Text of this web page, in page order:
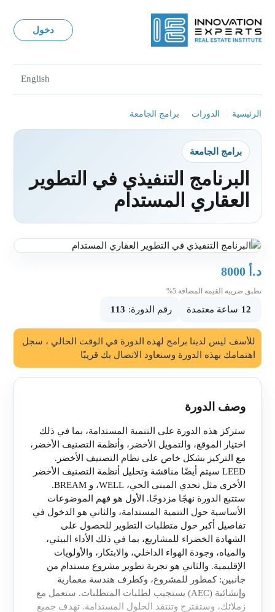
دخول
English
الرئيسية الدورات برامج الجامعة
برامج الجامعة
البرنامج التنفيذي في التطوير
العقاري المستدام
د.أ 8000
تطبق ضريبة القيمة المضافة 5%
12 ساعة معتمدة رقم الدورة: 113
للأسف ليس لدينا برامج لهذه الدورة في الوقت الحالي ، سجل
اهتمامك بهذه الدورة وسنعاود الاتصال بك قريبًا
وصف الدورة
ستركز هذه الدورة على التنمية المستدامة، بما في ذلك
اختيار الموقع، والتمويل الأخضر، وأنظمة التصنيف الأخضر،
مع التركيز بشكل خاص على نظام التصنيف الأخضر.
LEED سيتم أيضًا مناقشة وتحليل أنظمة التصنيف الأخضر
الأخرى مثل تحدي المبنى الحي، WELL، و BREAM.
ستتبع الدورة نهجًا مزدوجًا. الأول هو فهم الموضوعات
الأساسية حول التنمية المستدامة، والثاني هو الدخول في
تفاصيل أكبر حول متطلبات التطوير للحصول على
الشهادة الخضراء للمشاريع، بما في ذلك الأداء البيئي،
والمياه، وجودة الهواء الداخلي، والابتكار، والأولويات
الإقليمية. والثاني هو تجربة تطوير مشروع مستدام من
جانبين: كمطور للمشروع، وكطرف هندسة معمارية
وإنشائية (AEC) يستجيب لطلبات المتطلبات. ستعمل مع
زملائك، وستقترح وتنتقد الحلول المستدامة. تهدف جميع